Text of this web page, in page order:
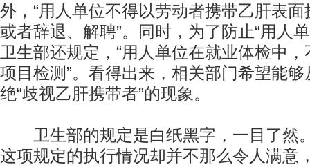
外，“用人单位不得以劳动者携带乙肝表
或者辞退、解聘”。同时，为了防止“用人
卫生部还规定，“用人单位在就业体检中
项目检测”。看得出来，相关部门希望能
绝“歧视乙肝携带者”的现象。
卫生部的规定是白纸黑字，一目了然
这项规定的执行情况却并不那么令人满意